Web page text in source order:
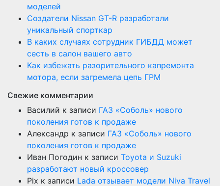
моделей
Создатели Nissan GT-R разработали
уникальный спорткар
В каких случаях сотрудник ГИБДД может
сесть в салон вашего авто
Как избежать разорительного капремонта
мотора, если загремела цепь ГРМ
Свежие комментарии
Василий к записи ГАЗ «Соболь» нового
поколения готов к продаже
Александр к записи ГАЗ «Соболь» нового
поколения готов к продаже
Иван Погодин к записи Toyota и Suzuki
разработают новый кроссовер
Pix к записи Lada отзывает модели Niva Travel